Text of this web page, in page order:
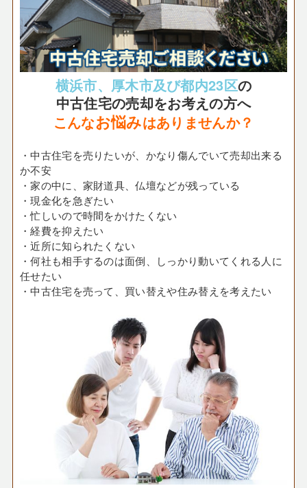
横浜市、厚木市及び都内23区の
中古住宅の売却をお考えの方へ
こんなお悩みはありませんか？
・中古住宅を売りたいが、かなり傷んでいて売却出来る
か不安
・家の中に、家財道具、仏壇などが残っている
・現金化を急ぎたい
・忙しいので時間をかけたくない
・経費を抑えたい
・近所に知られたくない
・何社も相手するのは面倒、しっかり動いてくれる人に
任せたい
・中古住宅を売って、買い替えや住み替えを考えたい